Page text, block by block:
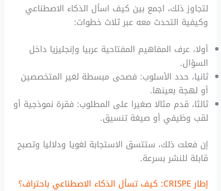
لتجاوز ذلك، اجمع بين كيف اسأل الذكاء الاصطناعي
وكيفية التحدث معه عبر ثلاث خطوات:
أولا، عرف المفاهيم المفتاحية عربيا وإنجليزيا داخل
السؤال.
ثانيا، حدد الأسلوب: فصحى مبسطة لغير المتخصصين
أو لهجة بعينها.
ثالثا، قدم مثالا صغيرا على المطلوب: فقرة نموذجية أو
لقب وظيفي أو صيغة تنسيق.
إن فعلت ذلك، ستتسق الاستجابة لغويا ودلاليا وتصبح
قابلة للنشر بسرعة.
إطار CRISPE: كيف تسأل الذكاء الاصطناعي باحتراف؟